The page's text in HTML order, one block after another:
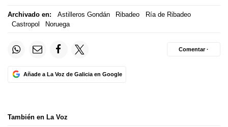
Archivado en: Astilleros Gondán Ribadeo
Ría de Ribadeo
Castropol
Noruega
Añade a La Voz de Galicia en Google
Comentar ·
También en La Voz